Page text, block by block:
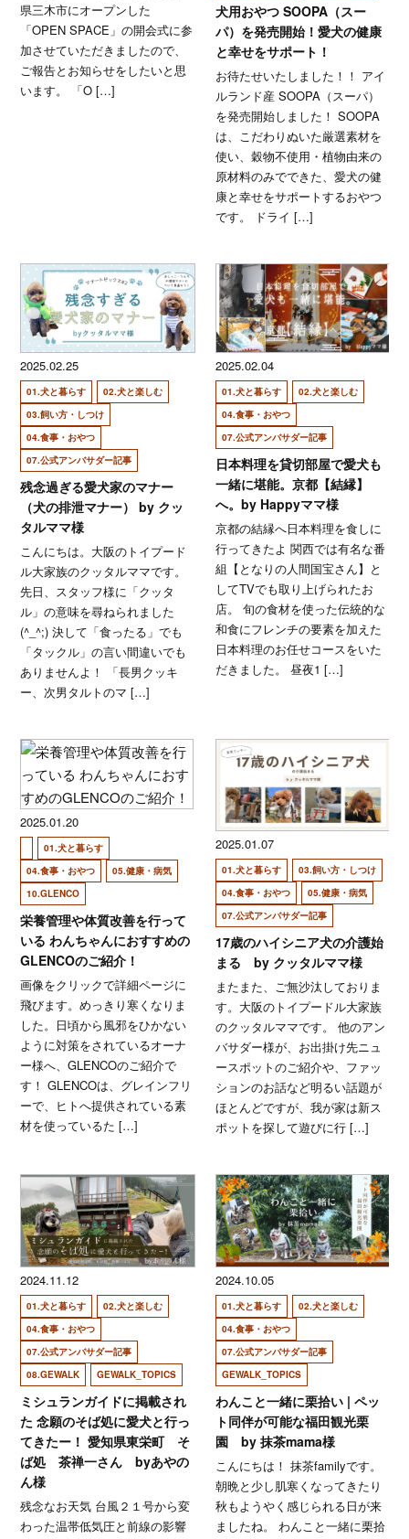
県三木市にオープンした
「OPEN SPACE」の開会式に参
加させていただきましたので、
ご報告とお知らせをしたいと思
います。 「O […]
犬用おやつ SOOPA（スー
パ）を発売開始！愛犬の健康
と幸せをサポート！
お待たせいたしました！！ アイ
ルランド産 SOOPA（スーパ）
を発売開始しました！ SOOPA
は、こだわりぬいた厳選素材を
使い、穀物不使用・植物由来の
原材料のみでできた、愛犬の健
康と幸せをサポートするおやつ
です。 ドライ […]
2025.02.25
01.犬と暮らす
02.犬と楽しむ
03.飼い方・しつけ
04.食事・おやつ
07.公式アンバサダー記事
残念過ぎる愛犬家のマナー
（犬の排泄マナー） by クッ
タルママ様
こんにちは。大阪のトイプード
ル大家族のクッタルママです。
先日、スタッフ様に「クッタ
ル」の意味を尋ねられました
(^_^;) 決して「食ったる」でも
「タックル」の言い間違いでも
ありませんよ！ 「長男クッキ
ー、次男タルトのマ […]
2025.02.04
01.犬と暮らす
02.犬と楽しむ
04.食事・おやつ
07.公式アンバサダー記事
日本料理を貸切部屋で愛犬も
一緒に堪能。京都【結縁】
へ。by Happyママ様
京都の結縁へ日本料理を食しに
行ってきたよ 関西では有名な番
組【となりの人間国宝さん】と
してTVでも取り上げられたお
店。 旬の食材を使った伝統的な
和食にフレンチの要素を加えた
日本料理のお任せコースをいた
だきました。 昼夜1 […]
2025.01.20
01.犬と暮らす
04.食事・おやつ
05.健康・病気
10.GLENCO
栄養管理や体質改善を行って
いる わんちゃんにおすすめの
GLENCOのご紹介！
画像をクリックで詳細ページに
飛びます。めっきり寒くなりま
した。日頃から風邪をひかない
ように対策をされているオーナ
ー様へ、GLENCOのご紹介で
す！ GLENCOは、グレインフリ
ーで、ヒトへ提供されている素
材を使っているた […]
2025.01.07
01.犬と暮らす
03.飼い方・しつけ
04.食事・おやつ
05.健康・病気
07.公式アンバサダー記事
17歳のハイシニア犬の介護始
まる by クッタルママ様
またまた、ご無沙汰しておりま
す。大阪のトイプードル大家族
のクッタルママです。 他のアン
バサダー様が、お出掛け先ニュ
ースポットのご紹介や、ファッ
ションのお話など明るい話題が
ほとんどですが、我が家は新ス
ポットを探して遊びに行 […]
2024.11.12
01.犬と暮らす
02.犬と楽しむ
04.食事・おやつ
07.公式アンバサダー記事
08.GEWALK
GEWALK_TOPICS
ミシュランガイドに掲載され
た 念願のそば処に愛犬と行っ
てきたー！ 愛知県東栄町 そ
ば処 茶禅一さん byあやの
ん様
残念なお天気 台風２１号から変
わった温帯低気圧と前線の影響
2024.10.05
01.犬と暮らす
02.犬と楽しむ
04.食事・おやつ
07.公式アンバサダー記事
GEWALK_TOPICS
わんこと一緒に栗拾い | ペッ
ト同伴が可能な福田観光栗
園 by 抹茶mama様
こんにちは！ 抹茶familyです。
朝晩と少し肌寒くなってきたり
秋もようやく感じられる日が来
ましたね。 わんこと一緒に栗拾